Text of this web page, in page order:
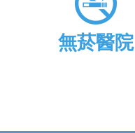
無菸醫院